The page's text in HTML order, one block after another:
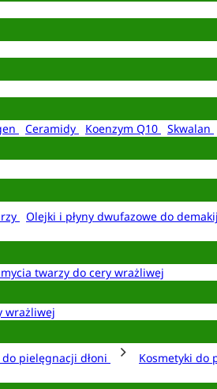
Ceramidy Koenzym Q10 Skwalan
Olejki i płyny dwufazowe do
twarzy do cery wrażliwej
wrażliwej
pielęgnacji dłoni Kosmetyki do